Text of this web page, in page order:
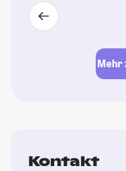
Mehr
Kontakt